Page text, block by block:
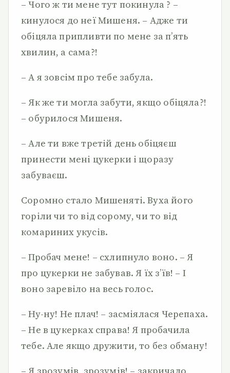
– Чого ж ти мене тут покинула ? –
кинулося до неї Мишеня. – Адже ти
обіцяла припливти по мене за п’ять
хвилин, а сама?!
– А я зовсім про тебе забула.
– Як же ти могла забути, якщо обіцяла?!
– обурилося Мишеня.
– Але ти вже третій день обіцяєш
принести мені цукерки і щоразу
забуваєш.
Соромно стало Мишеняті. Вуха його
горіли чи то від сорому, чи то від
комариних укусів.
– Пробач мене! – схлипнуло воно. – Я
про цукерки не забував. Я їх з’їв! – І
воно заревіло на весь голос.
– Ну-ну! Не плач! – засміялася Черепаха.
– Не в цукерках справа! Я пробачила
тебе. Але якщо дружити, то без обману!